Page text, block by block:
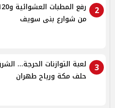
2
من شوارع بنى سويف
3
لعبة التوازنات الحرجة...
حلف مكة ورياح طهران